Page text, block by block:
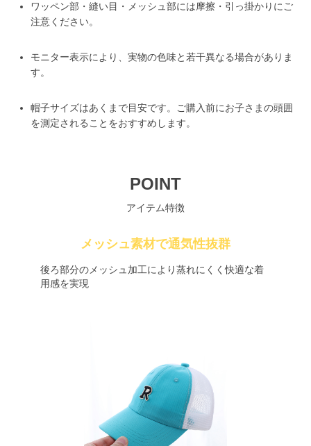
ワッペン部・縫い目・メッシュ部には摩擦・引っ掛かりにご
注意ください。
モニター表示により、実物の色味と若干異なる場合がありま
す。
帽子サイズはあくまで目安です。ご購入前にお子さまの頭囲
を測定されることをおすすめします。
POINT
アイテム特徴
メッシュ素材で通気性抜群
後ろ部分のメッシュ加工により蒸れにくく快適な着
用感を実現